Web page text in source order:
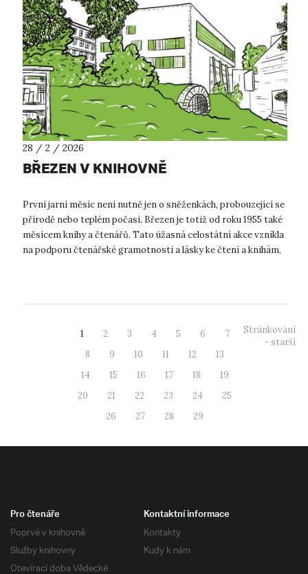
28 / 2 / 2026
BŘEZEN V KNIHOVNĚ
První jarní měsíc není nutně jen o sněženkách, probouzející se
přírodě nebo teplém počasí. Březen je totiž od roku 1955 také
měsícem knihy a čtenářů. Tato úžasná celostátní akce vznikla
na podporu čtenářské gramotnosti a lásky ke čtení a knihám,
1 2 3 4 5 6
7
8
9 10 11 12
13
14
15 16 17 18
19
20
21 22 23 24
25
26
27 28 29
Stránkování
- starší
Pro čtenáře
Poprvé v knihovně
Služby knihovny
Otevírací doba Vědecké
Kontaktní informace
Kontakty
Kudy k nám